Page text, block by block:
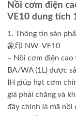
Nồi cơm điện
VE10 dung tích
1. Thông tin sản
象印 NW-VE10
– Nồi cơm điện
BA/WA (1L) được
IH giúp hạt cơm
giá phải chăng và
đây chính là mã nồi